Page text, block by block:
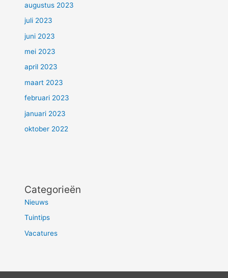
augustus 2023
juli 2023
juni 2023
mei 2023
april 2023
maart 2023
februari 2023
januari 2023
oktober 2022
Categorieën
Nieuws
Tuintips
Vacatures